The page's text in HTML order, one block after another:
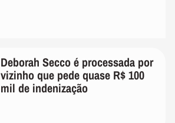
Deborah Secco é processada por
vizinho que pede quase R$ 100
mil de indenização